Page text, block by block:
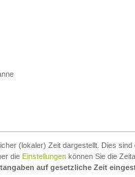
(lokaler) Zeit dargestellt. Dies
die Einstellungen können Sie die
auf gesetzliche Zeit